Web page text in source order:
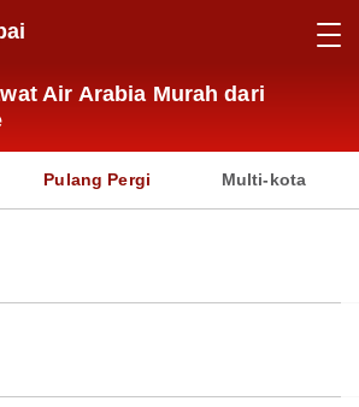
Air Arabia Murah dari
Pulang Pergi Multi-kota